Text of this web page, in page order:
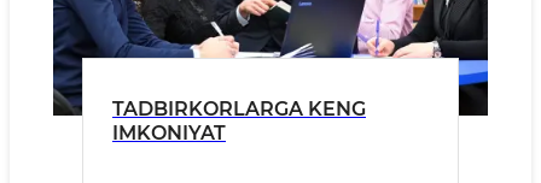
TADBIRKORLARGA KENG
IMKONIYAT